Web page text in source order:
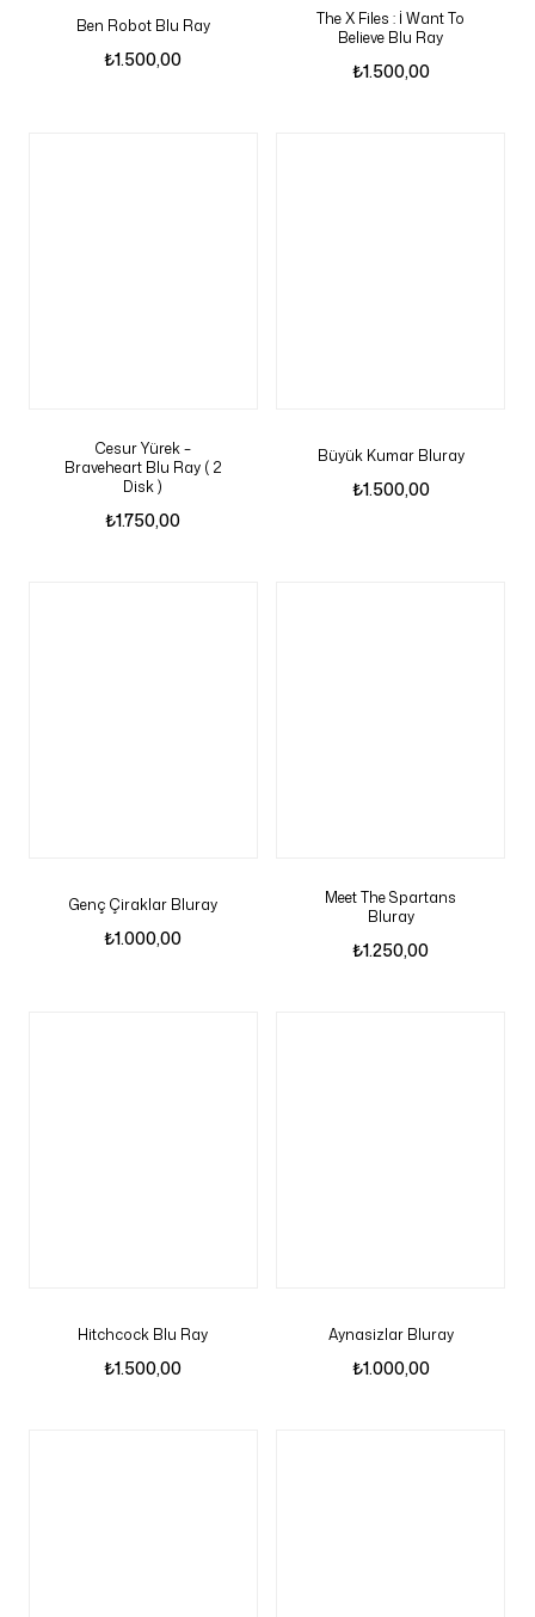
Ben Robot Blu Ray
₺1.500,00
The X Files : İ Want To
Believe Blu Ray
₺1.500,00
Cesur Yürek –
Braveheart Blu Ray ( 2
Disk )
₺1.750,00
Büyük Kumar Bluray
₺1.500,00
Genç Çiraklar Bluray
₺1.000,00
Meet The Spartans
Bluray
₺1.250,00
Hitchcock Blu Ray
₺1.500,00
Aynasizlar Bluray
₺1.000,00